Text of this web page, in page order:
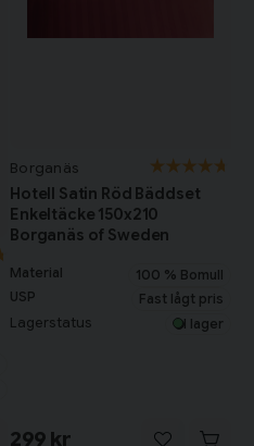
Borganäs
Hotell Satin Röd Bäddset
Enkeltäcke 150x210
Borganäs of Sweden
Material
100 % Bomull
USP
Fast lågt pris
Lagerstatus I lager
299 kr